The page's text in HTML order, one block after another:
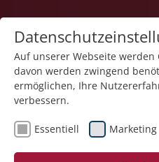
20.06.2025
Auf unserer Webseite werden
davon werden zwingend
ermöglichen, Ihre
verbessern.
Essentiell Marketing